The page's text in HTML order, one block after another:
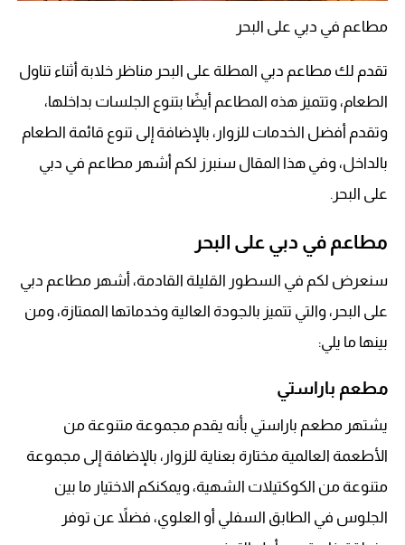
مطاعم في دبي على البحر
تقدم لك مطاعم دبي المطلة على البحر مناظر خلابة أثناء تناول
الطعام، وتتميز هذه المطاعم أيضًا بتنوع الجلسات بداخلها،
وتقدم أفضل الخدمات للزوار، بالإضافة إلى تنوع قائمة الطعام
بالداخل، وفي هذا المقال سنبرز لكم أشهر مطاعم في دبي
على البحر.
مطاعم في دبي على البحر
سنعرض لكم في السطور القليلة القادمة، أشهر مطاعم دبي
على البحر، والتي تتميز بالجودة العالية وخدماتها الممتازة، ومن
بينها ما يلي:
مطعم باراستي
يشتهر مطعم باراستي بأنه يقدم مجموعة متنوعة من
الأطعمة العالمية مختارة بعناية للزوار، بالإضافة إلى مجموعة
متنوعة من الكوكتيلات الشهية، ويمكنكم الاختيار ما بين
الجلوس في الطابق السفلي أو العلوي، فضلاً عن توفر